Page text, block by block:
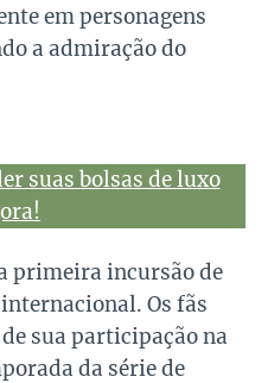
em personagens
a admiração do
suas bolsas de luxo
primeira incursão de
Os fãs
sua participação na
da série de